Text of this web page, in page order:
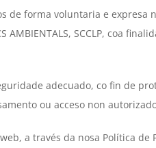
de forma voluntaria e
AMBIENTALS, SCCLP, coa
adecuado, co fin de
ou acceso non
a través da nosa Política de